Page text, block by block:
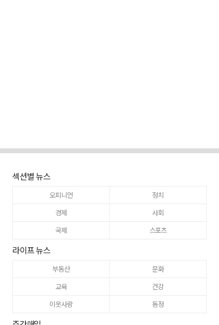
섹션별 뉴스
오피니언
정치
경제
사회
국제
스포츠
라이프 뉴스
부동산
문화
교육
건강
이웃사랑
동정